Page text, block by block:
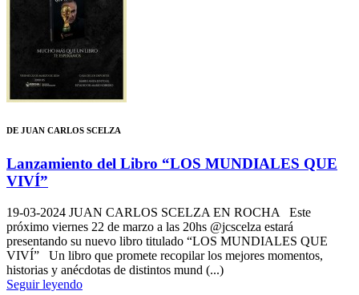
DE JUAN CARLOS SCELZA
Lanzamiento del Libro “LOS MUNDIALES QUE
VIVÍ”
19-03-2024 JUAN CARLOS SCELZA EN ROCHA Este
próximo viernes 22 de marzo a las 20hs @jcscelza estará
presentando su nuevo libro titulado “LOS MUNDIALES QUE
VIVÍ” Un libro que promete recopilar los mejores momentos,
historias y anécdotas de distintos mund (...)
Seguir leyendo